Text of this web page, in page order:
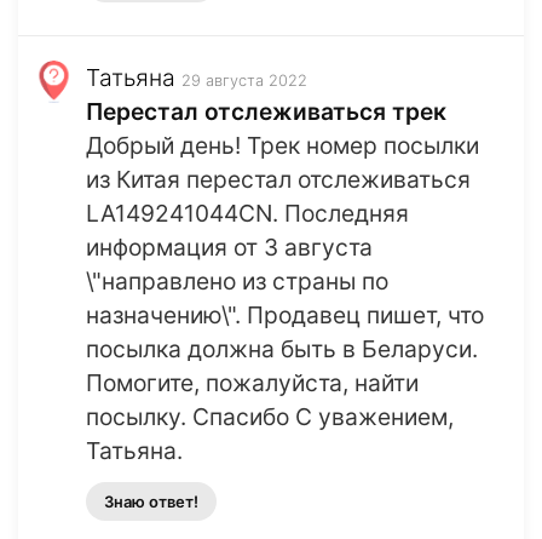
Татьяна 29 августа 2022
Перестал отслеживаться трек
Добрый день! Трек номер посылки
из Китая перестал отслеживаться
LA149241044CN. Последняя
информация от 3 августа
\"направлено из страны по
назначению\". Продавец пишет, что
посылка должна быть в Беларуси.
Помогите, пожалуйста, найти
посылку. Спасибо С уважением,
Татьяна.
Знаю ответ!